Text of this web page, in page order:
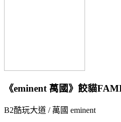
《eminent 萬國》餃貓
B2酷玩大道 / 萬國 eminent